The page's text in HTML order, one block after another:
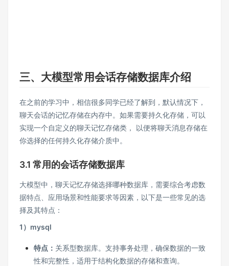
三、大模型常用会话存储数据库介绍
在之前的学习中，相信很多同学已经了解到，默认情况下，
聊天会话的记忆存储在内存中。如果需要持久化存储，可以
实现一个自定义的聊天记忆存储类， 以便将聊天消息存储在
你选择的任何持久化存储介质中。
3.1 常用的会话存储数据库
大模型中，聊天记忆存储选择哪种数据库，需要综合考虑数
据特点、应用场景和性能要求等因素，以下是一些常见的选
择及其特点：
1）mysql
特点： 关系型数据库。支持事务处理，确保数据的一致
性和完整性，适用于结构化数据的存储和查询。